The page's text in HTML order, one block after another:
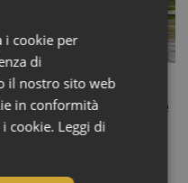
la beauty routine che
caviglie, eppure...
i cookie per
di
il nostro sito web
in conformità
cookie. Leggi di